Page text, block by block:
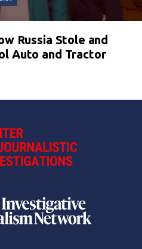
Russia Stole and
Auto and Tractor